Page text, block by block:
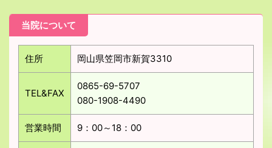
当院について
住所 岡山県笠岡市新賀3310
TEL&FAX
0865-69-5707
080-1908-4490
営業時間 9：00～18：00